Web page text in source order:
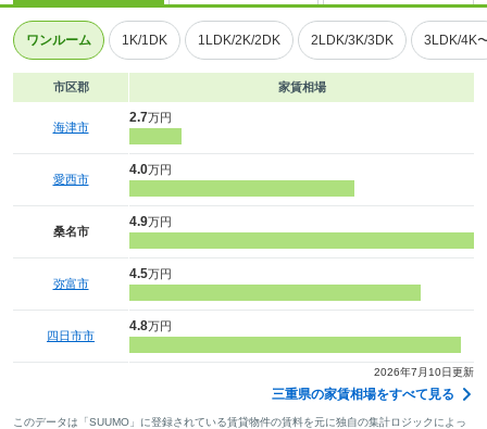
ワンルーム 1K/1DK 1LDK/2K/2DK 2LDK/3K/3DK 3LDK/4K
市区郡 家賃相場
海津市
2.7万円
愛西市
4.0万円
桑名市
4.9万円
弥富市
4.5万円
四日市市
4.8万円
2026年7月10日更新
三重県の家賃相場をすべて見る
このデータは「SUUMO」に登録されている賃貸物件の賃料を元に独自の集計ロジックによっ